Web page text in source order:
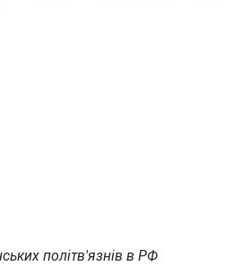
політв'язнів в РФ